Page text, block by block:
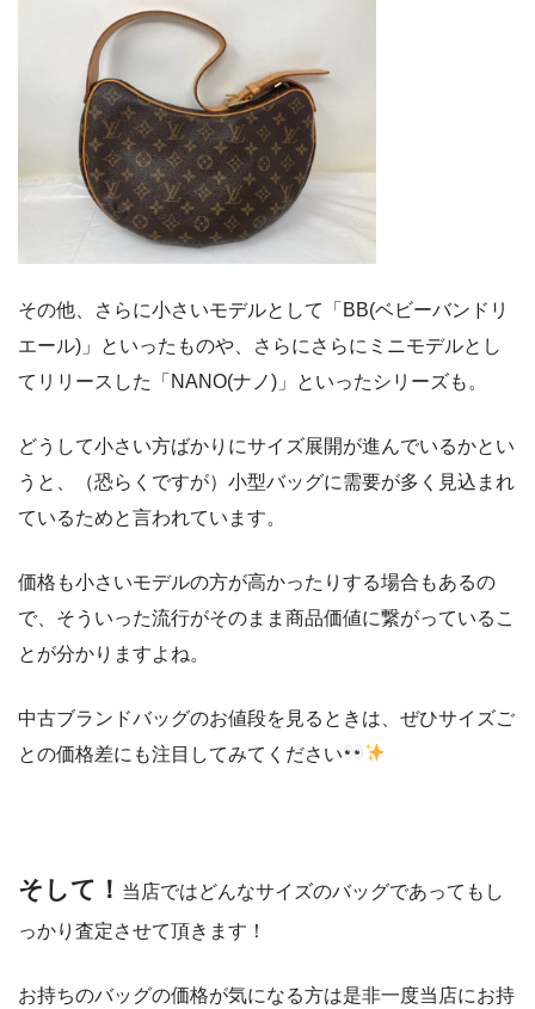
その他、さらに小さいモデルとして「BB(ベビーバンドリ
エール)」といったものや、さらにさらにミニモデルとし
てリリースした「NANO(ナノ)」といったシリーズも。
どうして小さい方ばかりにサイズ展開が進んでいるかとい
うと、（恐らくですが）小型バッグに需要が多く見込まれ
ているためと言われています。
価格も小さいモデルの方が高かったりする場合もあるの
で、そういった流行がそのまま商品価値に繋がっているこ
とが分かりますよね。
中古ブランドバッグのお値段を見るときは、ぜひサイズご
との価格差にも注目してみてください
そして！ 当店ではどんなサイズのバッグであってもし
っかり査定させて頂きます！
お持ちのバッグの価格が気になる方は是非一度当店にお持